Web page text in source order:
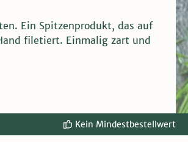
Ein Spitzenprodukt, das auf
filetiert. Einmalig zart und
Kein Mindestbestellwert